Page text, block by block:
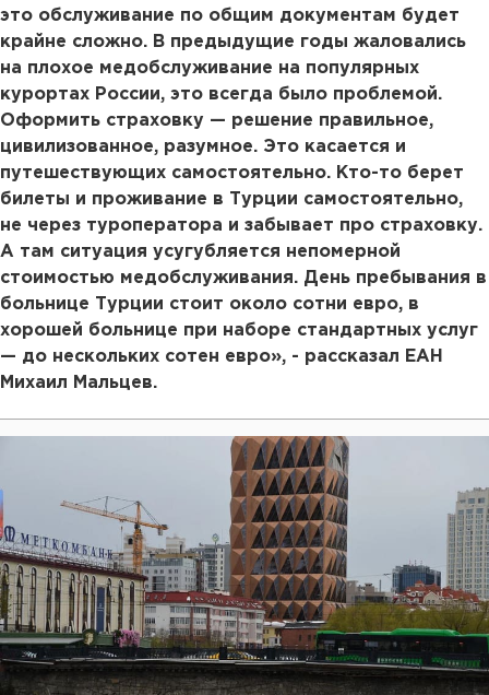
это обслуживание по общим документам будет
крайне сложно. В предыдущие годы жаловались
на плохое медобслуживание на популярных
курортах России, это всегда было проблемой.
Оформить страховку — решение правильное,
цивилизованное, разумное. Это касается и
путешествующих самостоятельно. Кто-то берет
билеты и проживание в Турции самостоятельно,
не через туроператора и забывает про страховку.
А там ситуация усугубляется непомерной
стоимостью медобслуживания. День пребывания в
больнице Турции стоит около сотни евро, в
хорошей больнице при наборе стандартных услуг
— до нескольких сотен евро», - рассказал ЕАН
Михаил Мальцев.